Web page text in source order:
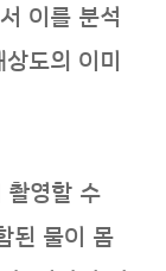
이를 분석
도의 이미
촬영할 수
된 물이 몸